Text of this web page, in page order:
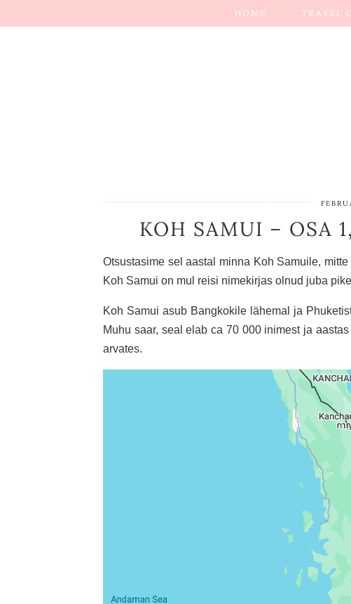
HOME TRAVEL
KOH SAMUI – OSA
Otsustasime sel aastal minna Koh Samuile,
Koh Samui on mul reisi nimekirjas olnud juba
Koh Samui asub Bangkokile lähemal ja
Muhu saar, seal elab ca 70 000 inimest ja
arvates.